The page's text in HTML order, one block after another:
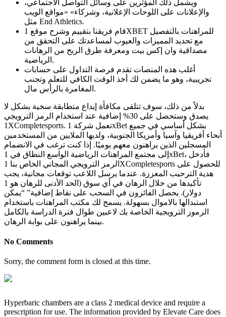
ويشمل ذلك المؤثرين على وسائل التواصل الاجتماعي،
والإعلانات على اللوحات الإعلانية، وشركاء» «مواقع الويب
مثل End Athletics.
قام فريقنا بتقييم وشرح موقع 1XBET للمراهنات بالتفصيل
مع تحديد المميزات والعيوب لمساعدتك على التحقق من
مصداقية وان إكس بيت ومعرفة طرق الربح من الرهانات
الرياضية.
أغلب هذه المنصات تقدم فرصة التداول على حسابات
تجريبية، وهو ما يضمن لك أخذ الوقت الكافي للتعلم وتجنب
المغامرة بالرأس مال.
بدلاً من ذلك، سوف تتلقى مكافأة إيداع متطابقة سخية بشكل لا
يصدق وستحصل على 30% إضافية عند استخدام الرمز الترويجي
1XCompletesports. تعمل شركة 1xBet بشكل أساسي في جميع
أنحاء أفريقيا وآسيا وأمريكا الجنوبية، ولديها الملايين من المستخدمين
المسجلين الذين يراهنون معهم يوميًا. إذا كنت ترغب في الانضمام
إلى مجتمع المراهنات الرياضية الواسع النطاق في 1xBet، فأدخل
الرمز الترويجي المجاني الخاص بنا 1XCompletesports للحصول على
هدية الترحيب المعززة. عندما يرسل اللاعب توقعات مجانية، يجب
تأكيدها من خلال الرهان في أي سوق (الحد الأدنى للرهان هو 1
دولار). يحصل الفائزون في السحب على نقاط إضافية” “يمكن
استبدالها بالاموال بسهولة. يسمح لك مكتب المراهنات باستخدام
الرموز الترويجية الخاصة بك لاعبين طوال فترة الدراسة بالكامل
بينما يراهنون على بوابة الرهان.
No Comments
Sorry, the comment form is closed at this time.
Hyperbaric chambers are a class 2 medical device and require a
prescription for use. The information provided by Elevate Care does